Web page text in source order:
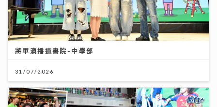
將軍澳播道書院-中學部
31/07/2026